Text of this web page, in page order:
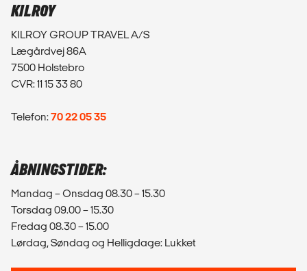
KILROY
KILROY GROUP TRAVEL A/S
Lægårdvej 86A
7500 Holstebro
CVR: 11 15 33 80
Telefon:70 22 05 35
ÅBNINGSTIDER:
Mandag – Onsdag 08.30 – 15.30
Torsdag 09.00 – 15.30
Fredag 08.30 – 15.00
Lørdag, Søndag og Helligdage: Lukket